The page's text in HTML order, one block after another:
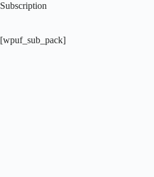
Subscription
[wpuf_sub_pack]